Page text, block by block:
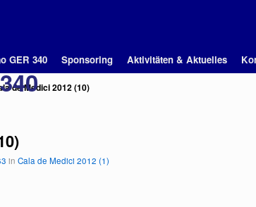
GER 340 Sponsoring Aktivitäten & Aktuelles
de Medici 2012 (10)
in Cala de Medici 2012 (1)